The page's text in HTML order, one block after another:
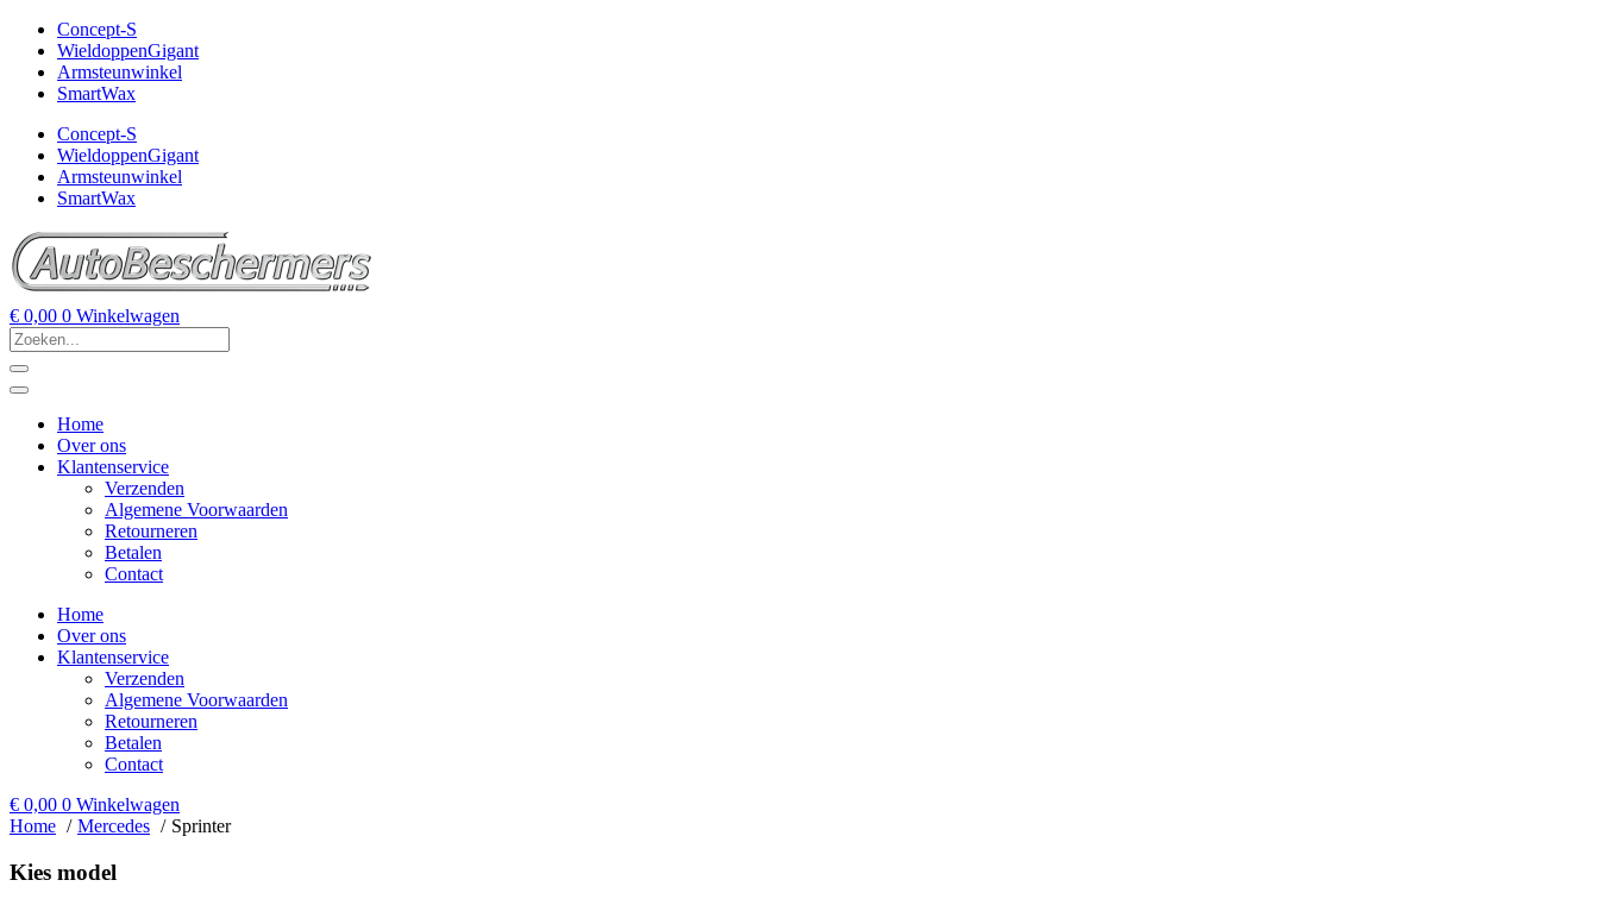
Concept-S
WieldoppenGigant
Armsteunwinkel
SmartWax
Concept-S
WieldoppenGigant
Armsteunwinkel
SmartWax
€ 0,00 0 Winkelwagen
Home
Over ons
Klantenservice
Verzenden
Algemene Voorwaarden
Retourneren
Betalen
Contact
Home
Over ons
Klantenservice
Verzenden
Algemene Voorwaarden
Retourneren
Betalen
Contact
€ 0,00 0 Winkelwagen
Home
Mercedes Sprinter
Kies model​